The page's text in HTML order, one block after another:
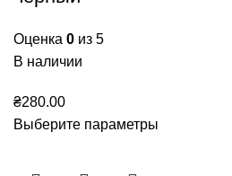
Оценка 0 из 5
В наличии
₴280.00
Выберите параметры